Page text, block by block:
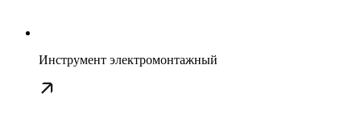
Инструмент электромонтажный